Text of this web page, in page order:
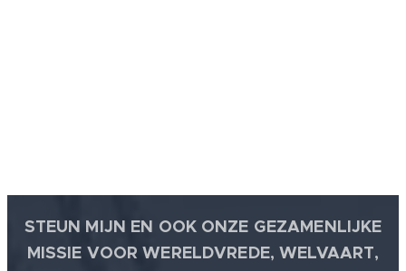
STEUN MIJN EN OOK ONZE GEZAMENLIJKE
MISSIE VOOR WERELDVREDE, WELVAART,